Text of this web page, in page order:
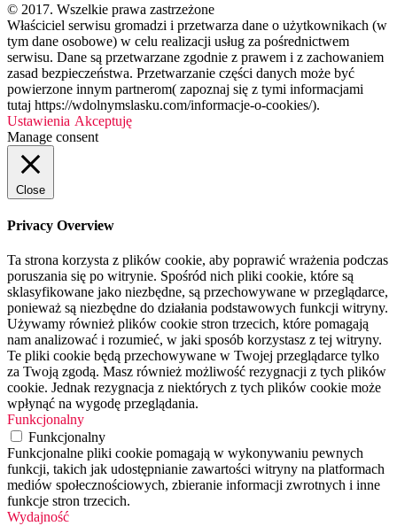
© 2017. Wszelkie prawa zastrzeżone
Właściciel serwisu gromadzi i przetwarza dane o użytkownikach (w
tym dane osobowe) w celu realizacji usług za pośrednictwem
serwisu. Dane są przetwarzane zgodnie z prawem i z zachowaniem
zasad bezpieczeństwa. Przetwarzanie części danych może być
powierzone innym partnerom( zapoznaj się z tymi informacjami
tutaj https://wdolnymslasku.com/informacje-o-cookies/).
Ustawienia Akceptuję
Manage consent
Close
Privacy Overview
Ta strona korzysta z plików cookie, aby poprawić wrażenia podczas
poruszania się po witrynie. Spośród nich pliki cookie, które są
sklasyfikowane jako niezbędne, są przechowywane w przeglądarce,
ponieważ są niezbędne do działania podstawowych funkcji witryny.
Używamy również plików cookie stron trzecich, które pomagają
nam analizować i rozumieć, w jaki sposób korzystasz z tej witryny.
Te pliki cookie będą przechowywane w Twojej przeglądarce tylko
za Twoją zgodą. Masz również możliwość rezygnacji z tych plików
cookie. Jednak rezygnacja z niektórych z tych plików cookie może
wpłynąć na wygodę przeglądania.
Funkcjonalny
Funkcjonalny
Funkcjonalne pliki cookie pomagają w wykonywaniu pewnych
funkcji, takich jak udostępnianie zawartości witryny na platformach
mediów społecznościowych, zbieranie informacji zwrotnych i inne
funkcje stron trzecich.
Wydajność